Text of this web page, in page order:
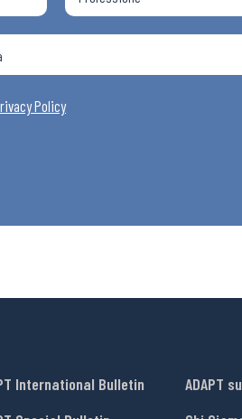
Policy
International Bulletin
ADAPT